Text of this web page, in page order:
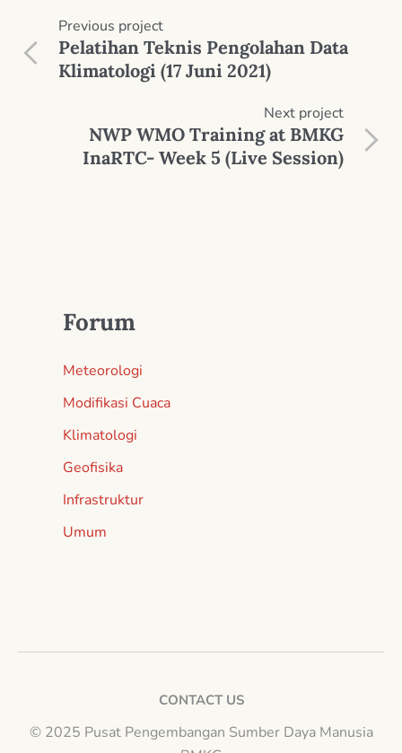
Previous project
Pelatihan Teknis Pengolahan Data
Klimatologi (17 Juni 2021)
Next project
NWP WMO Training at BMKG
InaRTC- Week 5 (Live Session)
Forum
Meteorologi
Modifikasi Cuaca
Klimatologi
Geofisika
Infrastruktur
Umum
CONTACT US
© 2025 Pusat Pengembangan Sumber Daya Manusia